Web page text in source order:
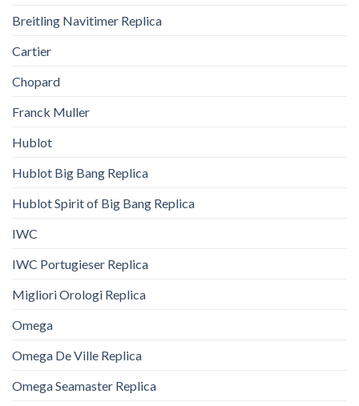
Breitling Navitimer Replica
Cartier
Chopard
Franck Muller
Hublot
Hublot Big Bang Replica
Hublot Spirit of Big Bang Replica
IWC
IWC Portugieser Replica
Migliori Orologi Replica
Omega
Omega De Ville Replica
Omega Seamaster Replica